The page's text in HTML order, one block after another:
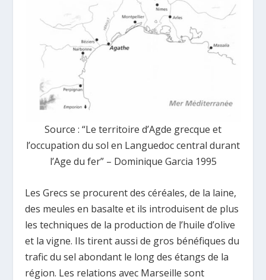
Source : “Le territoire d’Agde grecque et
l’occupation du sol en Languedoc central durant
l’Age du fer” – Dominique Garcia 1995
Les Grecs se procurent des céréales, de la laine,
des meules en basalte et ils introduisent de plus
les techniques de la production de l’huile d’olive
et la vigne. Ils tirent aussi de gros bénéfiques du
trafic du sel abondant le long des étangs de la
région. Les relations avec Marseille sont